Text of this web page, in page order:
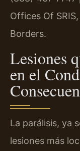
Offices Of
Borders.
Lesiones
en el
La parálisis, ya
lesiones más